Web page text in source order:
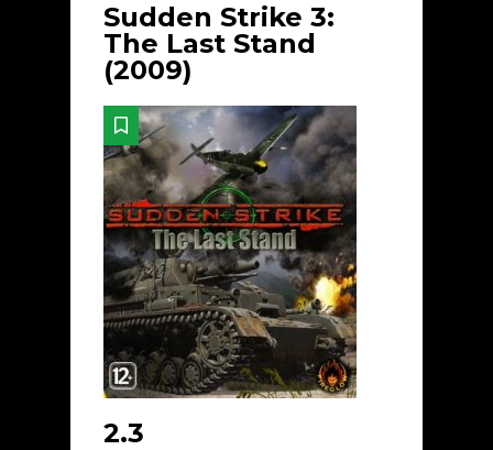
Sudden Strike 3:
The Last Stand
(2009)
2.3